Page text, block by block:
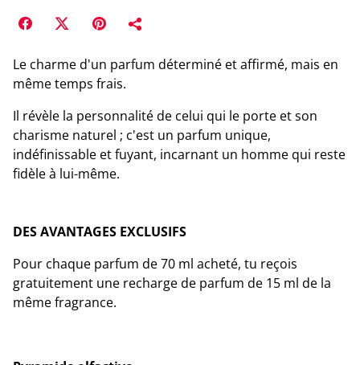
Le charme d'un parfum déterminé et affirmé, mais en
même temps frais.
Il révèle la personnalité de celui qui le porte et son
charisme naturel ; c'est un parfum unique,
indéfinissable et fuyant, incarnant un homme qui reste
fidèle à lui-même.
DES AVANTAGES EXCLUSIFS
Pour chaque parfum de 70 ml acheté, tu reçois
gratuitement une recharge de parfum de 15 ml de la
même fragrance.